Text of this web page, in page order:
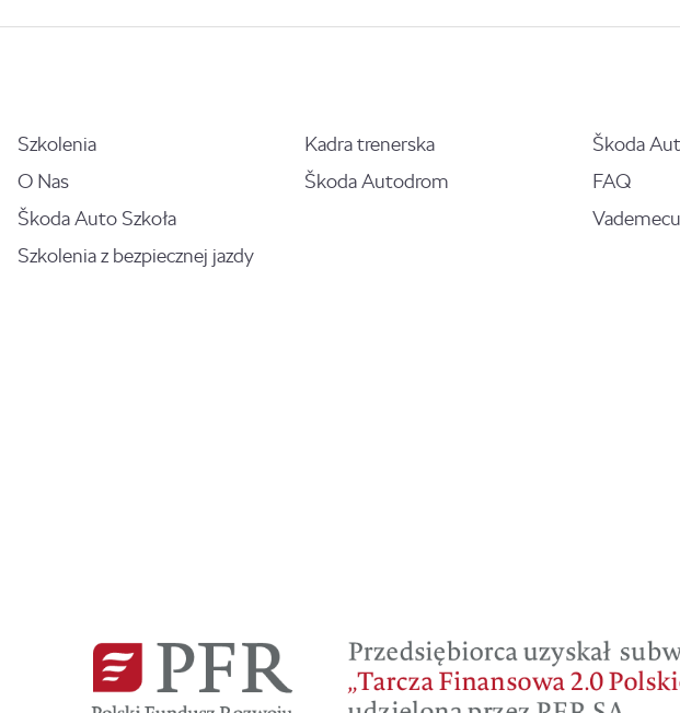
Szkolenia
O Nas
Škoda Auto Szkoła
Szkolenia z bezpiecznej jazdy
Kadra trenerska
Škoda Autodrom
Škoda
FAQ